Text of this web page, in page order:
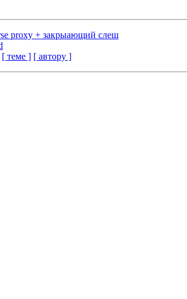
proxy + закрыающий слеш
[ теме ] [ автору ]